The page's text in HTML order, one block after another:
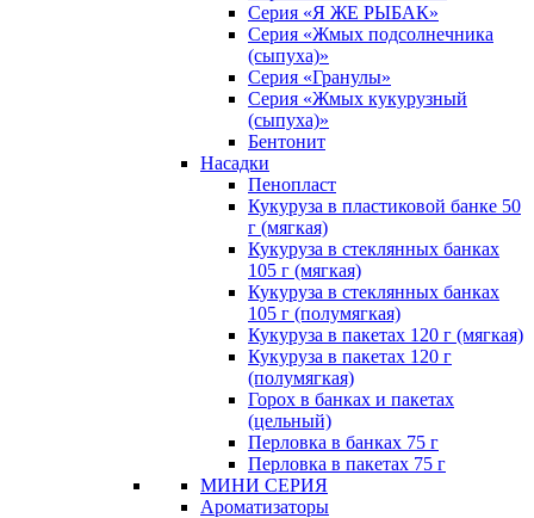
Серия «Я ЖЕ РЫБАК»
Серия «Жмых подсолнечника
(сыпуха)»
Cерия «Гранулы»
Серия «Жмых кукурузный
(сыпуха)»
Бентонит
Насадки
Пенопласт
Кукуруза в пластиковой банке 50
г (мягкая)
Кукуруза в стеклянных банках
105 г (мягкая)
Кукуруза в стеклянных банках
105 г (полумягкая)
Кукуруза в пакетах 120 г (мягкая)
Кукуруза в пакетах 120 г
(полумягкая)
Горох в банках и пакетах
(цельный)
Перловка в банках 75 г
Перловка в пакетах 75 г
МИНИ СЕРИЯ
Ароматизаторы